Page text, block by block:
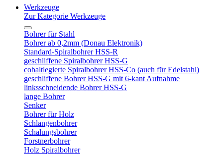
Werkzeuge
Zur Kategorie Werkzeuge
Bohrer für Stahl
Bohrer ab 0,2mm (Donau Elektronik)
Standard-Spiralbohrer HSS-R
geschliffene Spiralbohrer HSS-G
cobaltlegierte Spiralbohrer HSS-Co (auch für Edelstahl)
geschliffene Bohrer HSS-G mit 6-kant Aufnahme
linksschneidende Bohrer HSS-G
lange Bohrer
Senker
Bohrer für Holz
Schlangenbohrer
Schalungsbohrer
Forstnerbohrer
Holz Spiralbohrer